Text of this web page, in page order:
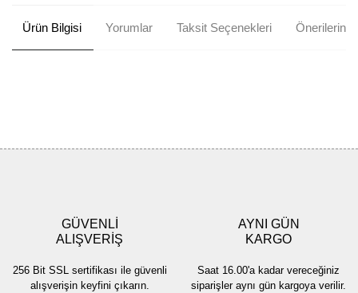
Ürün Bilgisi Yorumlar Taksit Seçenekleri Önerileriniz
Ürün bilgilerinde hatalar bulunuyor.
Ürün fiyatı diğer sitelerden daha pahalı.
Bu ürüne benzer farklı alternatifler olmalı.
GÜVENLİ
ALIŞVERİŞ
256 Bit SSL sertifikası ile güvenli
alışverişin keyfini çıkarın.
AYNI GÜN
KARGO
Saat 16.00'a kadar vereceğiniz
siparişler aynı gün kargoya verilir.